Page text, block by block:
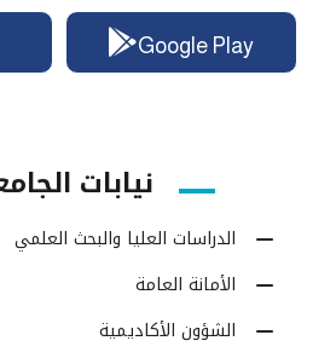
Google Play
نيابات
الدراسات العليا والبحث العلمي
الأمانة العامة
الشؤون الأكاديمية